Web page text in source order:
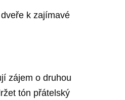
k zajímavé
zájem o druhou
tón přátelský